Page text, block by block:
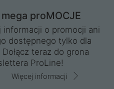
proMOCJE
informacji o promocji ani
dostępnego tylko dla
teraz do grona
ProLine!
Więcej informacji